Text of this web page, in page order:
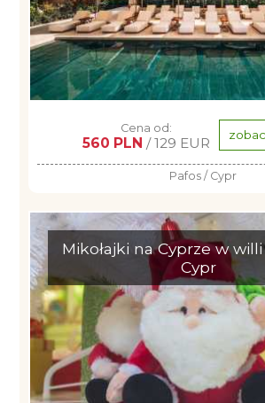
Cena od:
560 PLN / 129 EUR
Pafos / Cypr
Mikołajki na Cyprze w
Cypr